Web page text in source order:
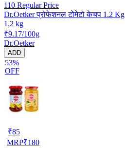
110 Regular Price
Dr.Oetker प्रोफेशनल टोमेटो केचप 1.2 Kg
1.2 kg
₹9.17/100g
Dr.Oetker
ADD
53%
OFF
₹85
MRP₹180